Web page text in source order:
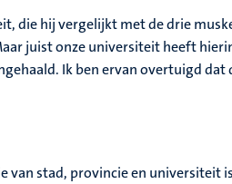
die hij vergelijkt met de drie
juist onze universiteit heeft
Ik ben ervan overtuigd
stad, provincie en universiteit